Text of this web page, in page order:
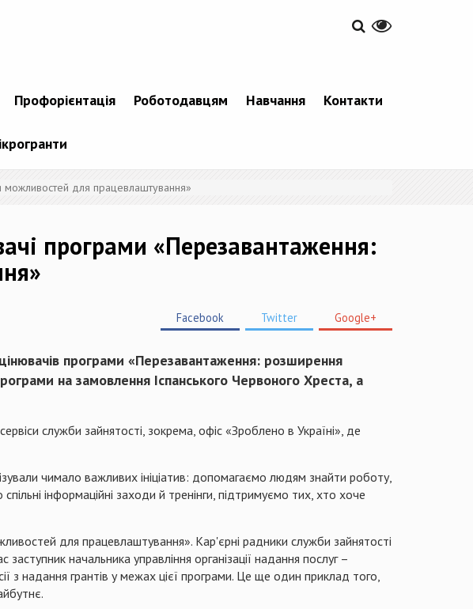
Профорієнтація Роботодавцям Навчання Контакти
можливостей для працевлаштування»
програми «Перезавантаження:
Facebook Twitter Google+
програми «Перезавантаження: розширення
на замовлення Іспанського Червоного Хреста, а
служби зайнятості, зокрема, офіс «Зроблено в Україні», де
чимало важливих ініціатив: допомагаємо людям знайти роботу,
інформаційні заходи й тренінги, підтримуємо тих, хто хоче
для працевлаштування». Кар'єрні радники служби зайнятості
начальника управління організації надання послуг –
з надання грантів у межах цієї програми. Це ще один приклад того,